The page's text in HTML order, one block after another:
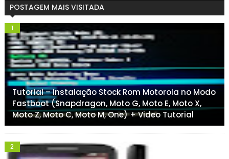
POSTAGEM MAIS VISITADA
Tutorial – Instalação Stock Rom Motorola no Modo
Fastboot (Snapdragon, Moto G, Moto E, Moto X,
Moto Z, Moto C, Moto M, One) + Video Tutorial